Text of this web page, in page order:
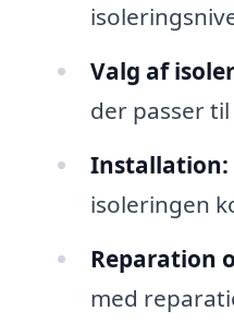
Valg af
der passer
Installation:
isoleringen
Reparation
med